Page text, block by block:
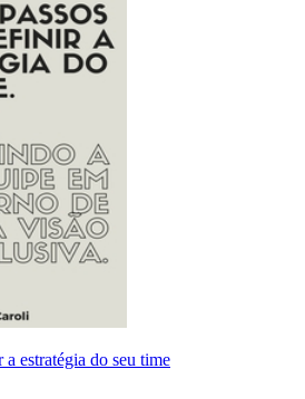
a estratégia do seu time